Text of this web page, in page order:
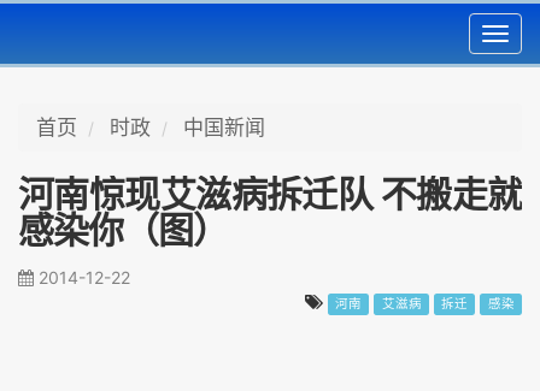
首页 时政 中国新闻
河南惊现艾滋病拆迁队 不搬走就
感染你（图）
2014-12-22
河南 艾滋病 拆迁 感染